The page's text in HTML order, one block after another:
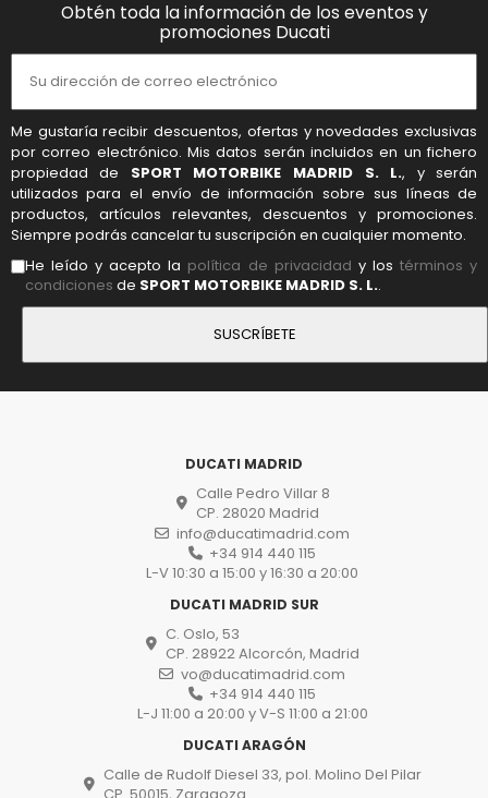
Obtén toda la información de los eventos y
promociones Ducati
Me gustaría recibir descuentos, ofertas y novedades exclusivas
por correo electrónico. Mis datos serán incluidos en un fichero
propiedad de SPORT MOTORBIKE MADRID S. L., y serán
utilizados para el envío de información sobre sus líneas de
productos, artículos relevantes, descuentos y promociones.
Siempre podrás cancelar tu suscripción en cualquier momento.
He leído y acepto la política de privacidad y lostérminos y
condiciones de SPORT MOTORBIKE MADRID S. L..
DUCATI MADRID
Calle Pedro Villar 8
CP. 28020 Madrid
info@ducatimadrid.com
+34 914 440 115
L-V 10:30 a 15:00 y 16:30 a 20:00
DUCATI MADRID SUR
C. Oslo, 53
CP. 28922 Alcorcón, Madrid
vo@ducatimadrid.com
+34 914 440 115
L-J 11:00 a 20:00 y V-S 11:00 a 21:00
DUCATI ARAGÓN
Calle de Rudolf Diesel 33, pol. Molino Del Pilar